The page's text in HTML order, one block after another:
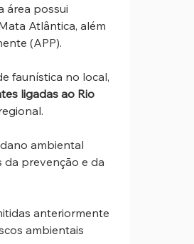
área possui
Atlântica, além
(APP).
faunística no local,
ligadas ao Rio
ambiental
prevenção e da
anteriormente
ambientais